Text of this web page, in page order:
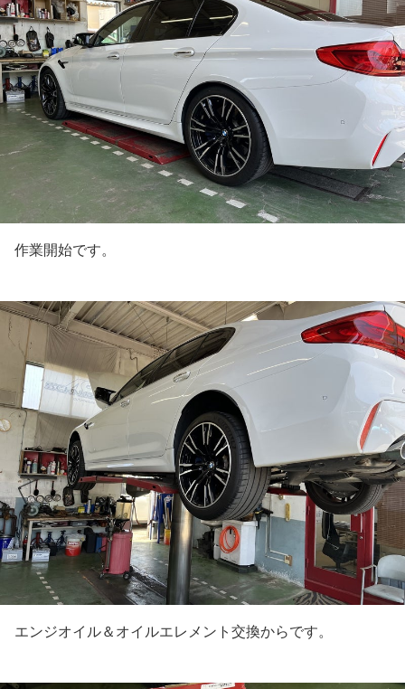
作業開始です。
エンジオイル＆オイルエレメント交換からです。